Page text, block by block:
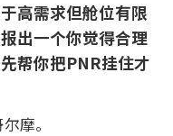
高需求但舱位有限
出一个你觉得合理
帮你把PNR挂住才
摩。